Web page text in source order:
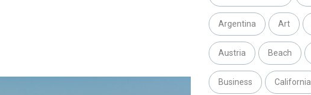
Argentina Art
Austria Beach
Business California